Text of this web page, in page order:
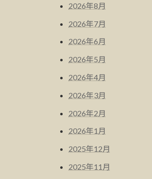
2026年8月
2026年7月
2026年6月
2026年5月
2026年4月
2026年3月
2026年2月
2026年1月
2025年12月
2025年11月